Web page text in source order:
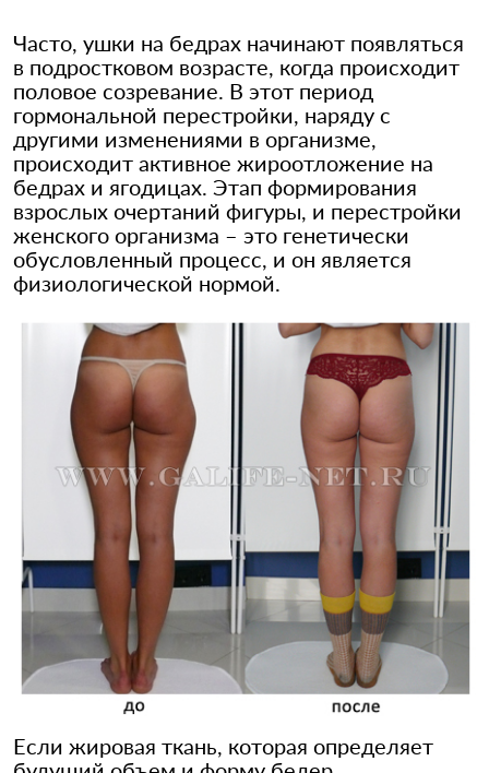
Часто, ушки на бедрах начинают появляться
в подростковом возрасте, когда происходит
половое созревание. В этот период
гормональной перестройки, наряду с
другими изменениями в организме,
происходит активное жироотложение на
бедрах и ягодицах. Этап формирования
взрослых очертаний фигуры, и перестройки
женского организма – это генетически
обусловленный процесс, и он является
физиологической нормой.
Если жировая ткань, которая определяет